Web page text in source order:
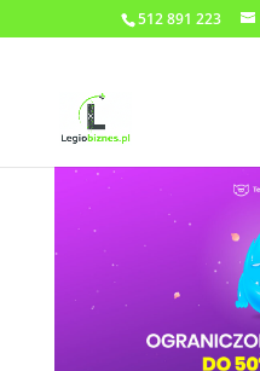
512 891 223